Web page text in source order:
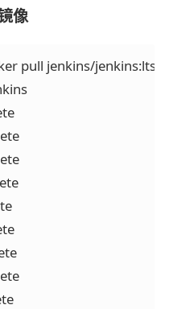
像
pull jenkins/jenkins:lts